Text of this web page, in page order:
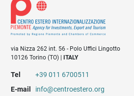
via Nizza 262 int. 56 - Polo Uffici Lingotto
10126 Torino (TO) |ITALY
Tel
+39 011 6700511
E-mail
info@centroestero.org